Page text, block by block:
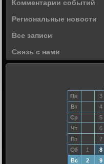
Комментарии событий
Региональные новости
Все записи
Связь с нами
Пн 3
Вт
4
Ср
5
Чт
6
Пт
7
Сб
1 8
Вс
2 9